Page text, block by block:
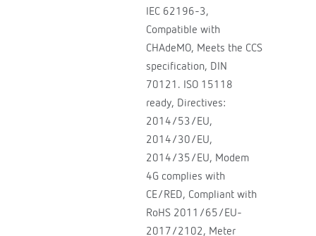
IEC 62196-3,
Compatible with
CHAdeMO, Meets the CCS
specification, DIN
70121. ISO 15118
ready, Directives:
2014/53/EU,
2014/30/EU,
2014/35/EU, Modem
4G complies with
CE/RED, Compliant with
RoHS 2011/65/EU-
2017/2102, Meter